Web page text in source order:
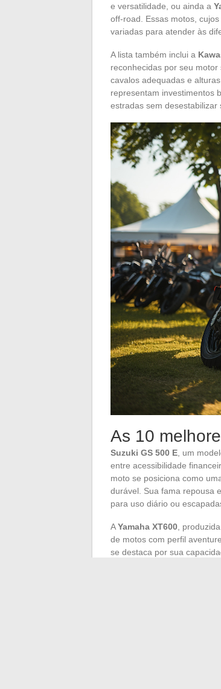
e versatilidade, ou ainda a
off-road. Essas motos,
variadas para atender às
A lista também inclui a
reconhecidas por seu
cavalos adequadas e
representam investimentos
estradas sem desestabilizar
As 10
Suzuki GS 500 E , um
entre acessibilidade
moto se posiciona como
durável. Sua fama repousa
para uso diário ou
AYamaha XT600 ,
de motos com perfil
se destaca por sua